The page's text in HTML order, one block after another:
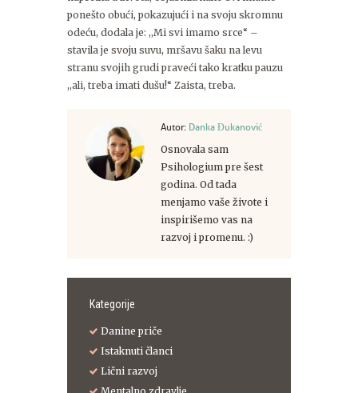
ponešto obući, pokazujući i na svoju skromnu
odeću, dodala je: ,,Mi svi imamo srce“ –
stavila je svoju suvu, mršavu šaku na levu
stranu svojih grudi praveći tako kratku pauzu
,,ali, treba imati dušu!“ Zaista, treba.
Autor: Danka Đukanović
Osnovala sam
Psihologium pre šest
godina. Od tada
menjamo vaše živote i
inspirišemo vas na
razvoj i promenu. :)
Kategorije
Danine priče
Istaknuti članci
Lični razvoj